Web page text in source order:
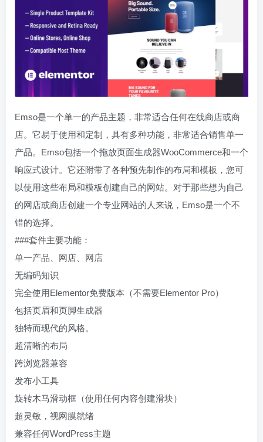
Emso是一个单一的产品主题，非常适合任何在线商店或商
店。它易于使用和定制，具有多种功能，非常适合销售单一
产品。Emso包括一个拖放页面生成器WooCommerce和一个
响应式设计。它还附带了各种预先制作的布局和模板，您可
以使用这些布局和模板创建自己的网站。对于那些想为自己
的网店或商店创建一个专业网站的人来说，Emso是一个不
错的选择。
###套件主要功能：
单一产品、网店、网店
无编码知识
完全使用Elementor免费版本（不需要Elementor Pro）
包括页眉和页脚生成器
独特而现代的风格。
超清晰的布局
跨浏览器兼容
发布小工具
旋转木马滑动框（使用任何内容创建滑块）
超灵敏，视网膜就绪
兼容任何WordPress主题